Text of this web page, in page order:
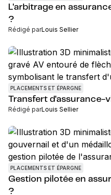
L'arbitrage en
?
Rédigé parLouis Sellier
PLACEMENTS ET ÉPARGNE
Transfert d'assurance-
Rédigé parLouis Sellier
PLACEMENTS ET ÉPARGNE
Gestion pilotée en
?